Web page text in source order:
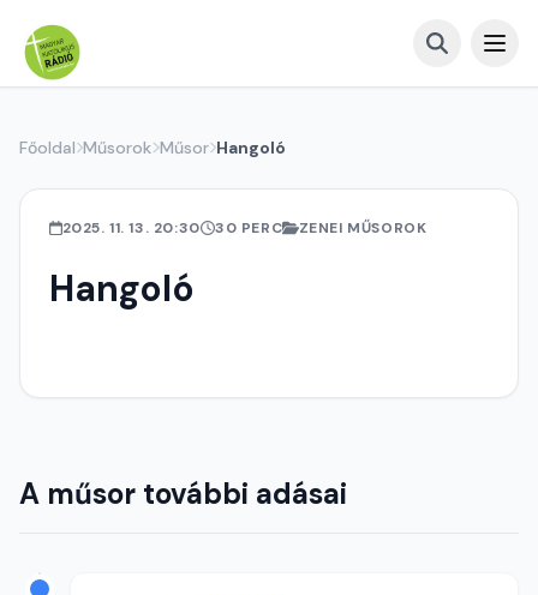
Főoldal Műsorok Műsor Hangoló
2025. 11. 13. 20:30 30 PERC ZENEI MŰSOROK
Hangoló
A műsor további adásai